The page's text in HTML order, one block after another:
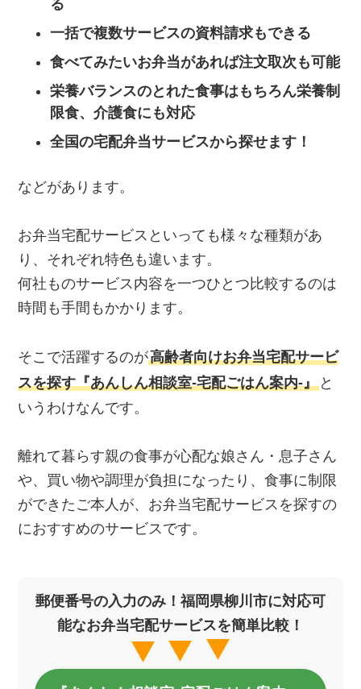
る
一括で複数サービスの資料請求もできる
食べてみたいお弁当があれば注文取次も可能
栄養バランスのとれた食事はもちろん栄養制
限食、介護食にも対応
全国の宅配弁当サービスから探せます！
などがあります。
お弁当宅配サービスといっても様々な種類があ
り、それぞれ特色も違います。
何社ものサービス内容を一つひとつ比較するのは
時間も手間もかかります。
そこで活躍するのが高齢者向けお弁当宅配サービ
スを探す『あんしん相談室‐宅配ごはん案内‐』 と
いうわけなんです。
離れて暮らす親の食事が心配な娘さん・息子さん
や、買い物や調理が負担になったり、食事に制限
ができたご本人が、お弁当宅配サービスを探すの
におすすめのサービスです。
郵便番号の入力のみ！福岡県柳川市に対応可
能なお弁当宅配サービスを簡単比較！